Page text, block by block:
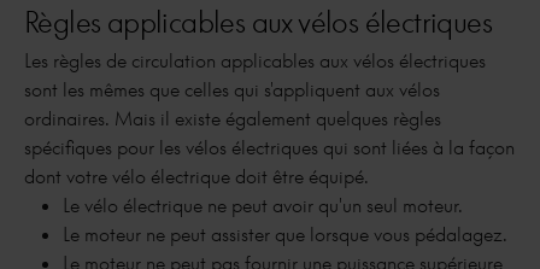
Règles applicables aux vélos électriques
Les règles de circulation applicables aux vélos électriques
sont les mêmes que celles qui s'appliquent aux vélos
ordinaires. Mais il existe également quelques règles
spécifiques pour les vélos électriques qui sont liées à la façon
dont votre vélo électrique doit être équipé.
Le vélo électrique ne peut avoir qu'un seul moteur.
Le moteur ne peut assister que lorsque vous pédalagez.
Le moteur ne peut pas fournir une puissance supérieure